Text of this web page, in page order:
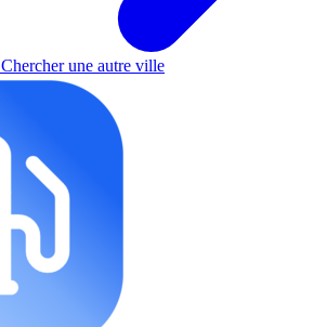
Chercher une autre ville